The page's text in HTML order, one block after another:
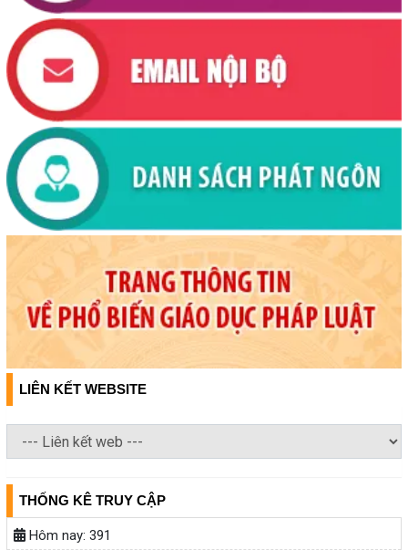
LIÊN KẾT WEBSITE
THỐNG KÊ TRUY CẬP
Hôm nay: 391